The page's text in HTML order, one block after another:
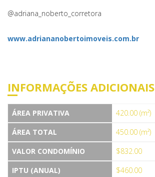
@adriana_noberto_corretora
www.adriananobertoimoveis.com.br
INFORMAÇÕES ADICIONAIS
ÁREA PRIVATIVA
420.00 (m²)
ÁREA TOTAL
450.00 (m²)
VALOR CONDOMÍNIO
$832.00
IPTU (ANUAL)
$460.00